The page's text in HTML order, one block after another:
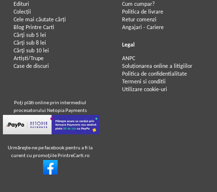
Edituri
Colecții
Cele mai căutate cărți
Blog Printre Carti
Cărţi sub 5 lei
Cărţi sub 8 lei
Cărţi sub 10 lei
Artiști/Trupe
Case de discuri
Cum cumpar?
Politica de livrare
Retur comenzi
Angajari - Cariere
Legal
ANPC
Soluționarea online a litigiilor
Politica de confidentialitate
Termeni si conditii
Utilizare cookie-uri
Poţi plăti online prin intermediul
procesatorului Netopia Payments
Urmăreşte-ne pe facebook pentru a fi la
curent cu promoţiile PrintreCarti.ro